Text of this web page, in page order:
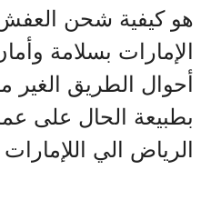
هو كيفية شحن
الإمارات بسلامة
أحوال الطريق الغير
بطبيعة الحال على
الرياض الي